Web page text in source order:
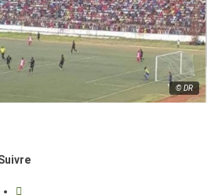
© DR